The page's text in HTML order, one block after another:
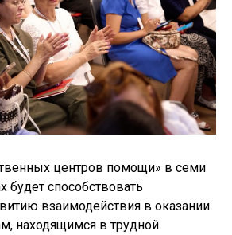
центров помощи» в семи
будет способствовать
взаимодействия в оказании
находящимся в трудной